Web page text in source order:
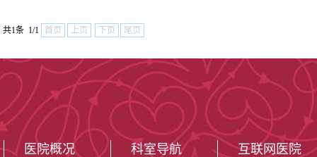
职248人次，山
级人选16人，
领军人才3人，
拔尖人才20人
共1条 1/1 首页 上页 下页 尾页
医院概况
科室导航
互联网医院